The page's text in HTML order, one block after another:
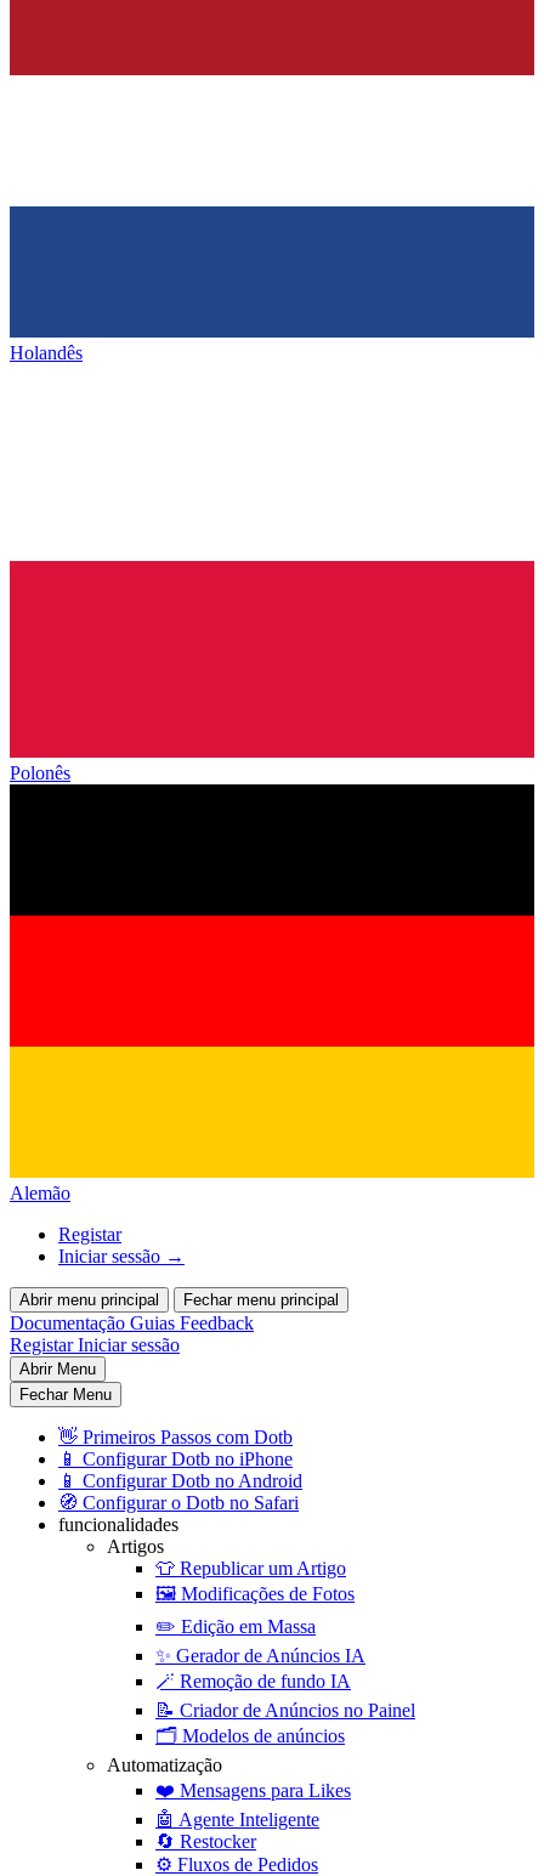
Holandês
Polonês
Alemão
Registar
Iniciar sessão →
Abrir menu principal Fechar menu principal
Documentação Guias Feedback
RegistarIniciar sessão
Abrir Menu
Fechar Menu
👋 Primeiros Passos com Dotb
📱 Configurar Dotb no iPhone
📱 Configurar Dotb no Android
🧭 Configurar o Dotb no Safari
funcionalidades
Artigos
👕 Republicar um Artigo
🖼️ Modificações de Fotos
✏️ Edição em Massa
✨ Gerador de Anúncios IA
🪄 Remoção de fundo IA
📝 Criador de Anúncios no Painel
🗂️ Modelos de anúncios
Automatização
❤️ Mensagens para Likes
🤖 Agente Inteligente
🔄 Restocker
⚙️ Fluxos de Pedidos